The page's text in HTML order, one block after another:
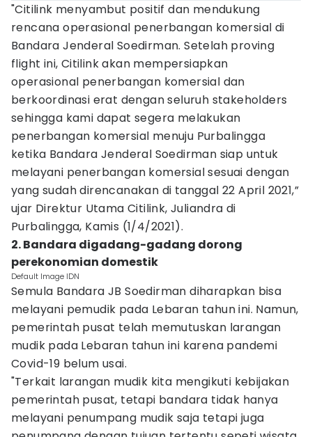
"Citilink menyambut positif dan mendukung
rencana operasional penerbangan komersial di
Bandara Jenderal Soedirman. Setelah proving
flight ini, Citilink akan mempersiapkan
operasional penerbangan komersial dan
berkoordinasi erat dengan seluruh stakeholders
sehingga kami dapat segera melakukan
penerbangan komersial menuju Purbalingga
ketika Bandara Jenderal Soedirman siap untuk
melayani penerbangan komersial sesuai dengan
yang sudah direncanakan di tanggal 22 April 2021,”
ujar Direktur Utama Citilink, Juliandra di
Purbalingga, Kamis (1/4/2021).
2. Bandara digadang-gadang dorong
perekonomian domestik
Default Image IDN
Semula Bandara JB Soedirman diharapkan bisa
melayani pemudik pada Lebaran tahun ini. Namun,
pemerintah pusat telah memutuskan larangan
mudik pada Lebaran tahun ini karena pandemi
Covid-19 belum usai.
"Terkait larangan mudik kita mengikuti kebijakan
pemerintah pusat, tetapi bandara tidak hanya
melayani penumpang mudik saja tetapi juga